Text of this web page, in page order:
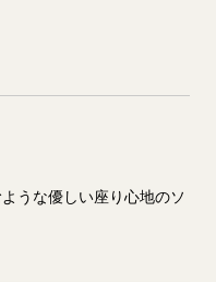
うな優しい座り心地のソ